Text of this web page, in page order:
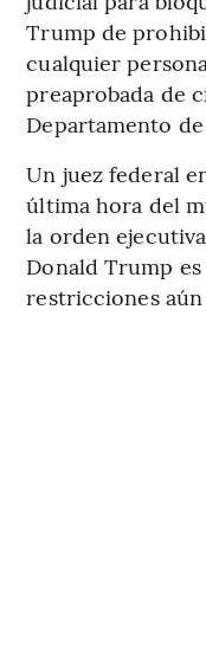
Trump de
cualquier
preaprobada de
Departamento
Un juez federal
última hora del
la orden
Donald Trump
restricciones